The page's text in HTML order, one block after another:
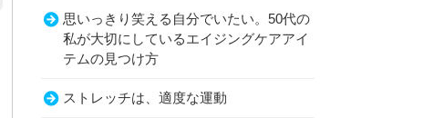
思いっきり笑える自分でいたい。50代の
私が大切にしているエイジングケアアイ
テムの見つけ方
ストレッチは、適度な運動